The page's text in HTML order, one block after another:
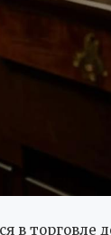
в торговле